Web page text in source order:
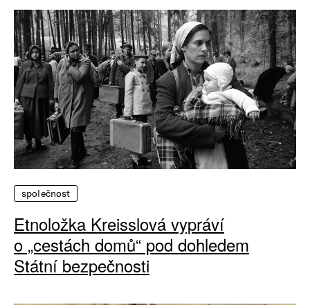
společnost
Etnoložka Kreisslová vypráví
o „cestách domů“ pod dohledem
Státní bezpečnosti